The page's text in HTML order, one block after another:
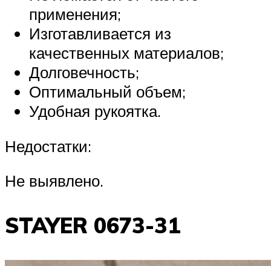
применения;
Изготавливается из
качественных материалов;
Долговечность;
Оптимальный объем;
Удобная рукоятка.
Недостатки:
Не выявлено.
STAYER 0673-31